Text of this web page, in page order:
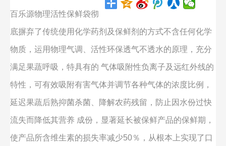
百乐源物理活性保鲜袋彻
底摒弃了传统使用化学药剂及保鲜剂的方式不含任何化学
物质，运用物理气调、活性环保透气不透水的原理，充分
满足果蔬呼吸，特具有的 气体吸附性负离子及远红外线的
特性，可有效吸附有害气体并调节各种气体的浓度比例，
延迟果蔬后熟抑菌杀菌、降解农药残留，防止因水份过快
流失而降低其营养 成份，显著延长被保鲜产品的保鲜期，
使产品所含维生素的损失率减少50％，从根本上实现了口